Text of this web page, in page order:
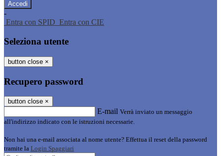
-
Entra con SPID Entra con CIE
Seleziona utente
button close ×
Recupero password
button close ×
E-mail Verrà inviato un messaggio
all'indirizzo indicato con le istruzioni necessarie.
Non hai una e-mail associata al nome utente? Effettua il reset della password
tramite la Login Spaggiari